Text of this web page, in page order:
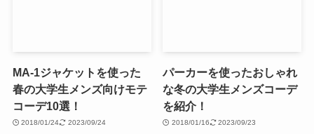
MA-1ジャケットを使った
春の大学生メンズ向けモテ
コーデ10選！
2018/01/24 2023/09/24
パーカーを使ったおしゃれ
な冬の大学生メンズコーデ
を紹介！
2018/01/16 2023/09/23